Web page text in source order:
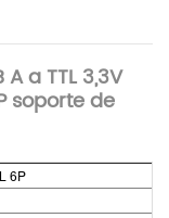
A a TTL 3,3V
soporte de
6P